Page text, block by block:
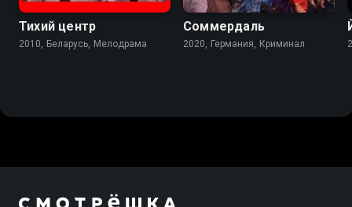
Тихий центр
2010, Беларусь, Мелодрама
Соммердаль
2020, Германия, Криминал